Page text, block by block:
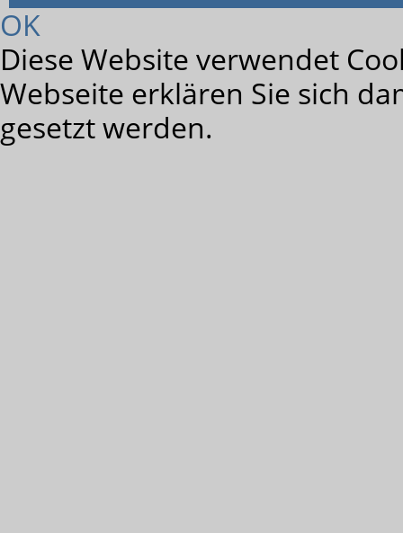
OK
Diese Website verwendet
Webseite erklären Sie sich
gesetzt werden.